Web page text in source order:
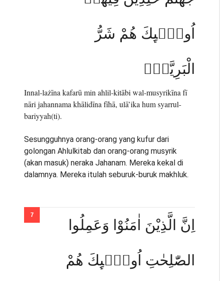
اُولٰۤىِٕكَ هُمْ شَرُّ
الْبَرِيَّةِۗ
Innal-lażīna kafarū min ahlil-kitābi wal-musyrikīna fī
nāri jahannama khālidīna fīhā, ulā’ika hum syarrul-
bariyyah(ti).
Sesungguhnya orang-orang yang kufur dari
golongan Ahlulkitab dan orang-orang musyrik
(akan masuk) neraka Jahanam. Mereka kekal di
dalamnya. Mereka itulah seburuk-buruk makhluk.
اِنَّ الَّذِيْنَ اٰمَنُوْا وَعَمِلُوا
الصّٰلِحٰتِ اُولٰۤىِٕكَ هُمْ